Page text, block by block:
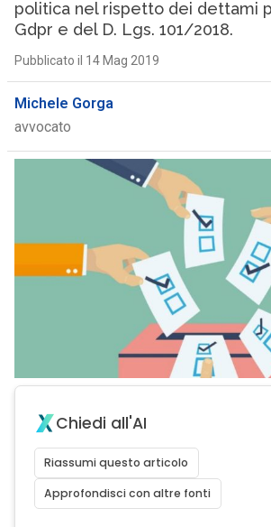
politica nel rispetto dei dettami
Gdpr e del D. Lgs. 101/2018.
Pubblicato il 14 Mag 2019
Michele Gorga
avvocato
Chiedi all'AI
Riassumi questo articolo
Approfondisci con altre fonti